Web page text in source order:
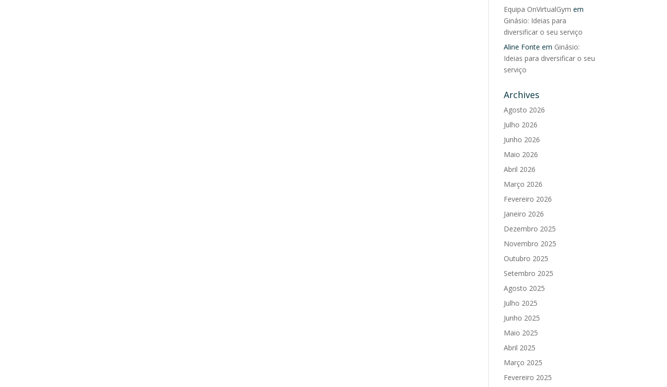
Equipa OnVirtualGym em
Ginásio: Ideias para
diversificar o seu serviço
Aline Fonte em Ginásio:
Ideias para diversificar o seu
serviço
Archives
Agosto 2026
Julho 2026
Junho 2026
Maio 2026
Abril 2026
Março 2026
Fevereiro 2026
Janeiro 2026
Dezembro 2025
Novembro 2025
Outubro 2025
Setembro 2025
Agosto 2025
Julho 2025
Junho 2025
Maio 2025
Abril 2025
Março 2025
Fevereiro 2025